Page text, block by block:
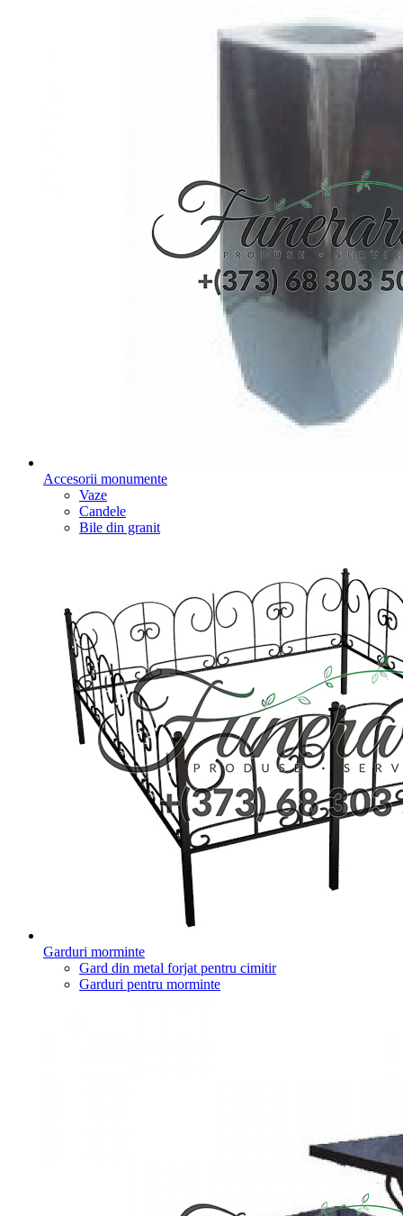
Accesorii monumente
Vaze
Candele
Bile din granit
Garduri morminte
Gard din metal forjat pentru cimitir
Garduri pentru morminte